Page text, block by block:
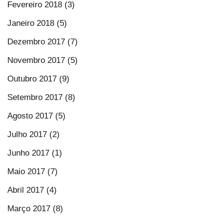
Fevereiro 2018 (3)
Janeiro 2018 (5)
Dezembro 2017 (7)
Novembro 2017 (5)
Outubro 2017 (9)
Setembro 2017 (8)
Agosto 2017 (5)
Julho 2017 (2)
Junho 2017 (1)
Maio 2017 (7)
Abril 2017 (4)
Março 2017 (8)